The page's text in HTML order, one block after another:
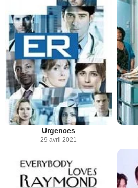
Urgences
29 avril 2021